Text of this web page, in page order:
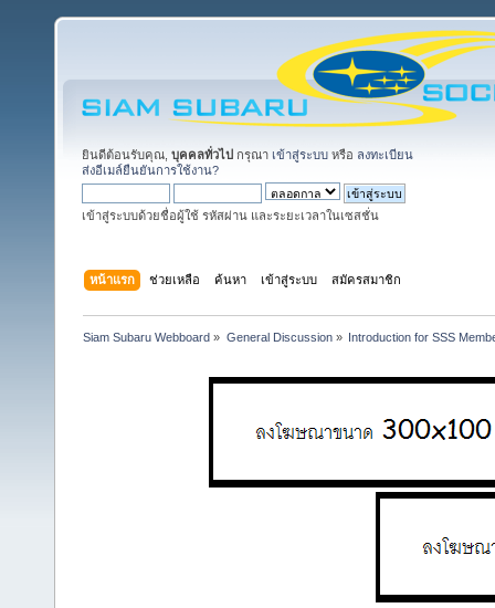
ยินดีต้อนรับคุณ, บุคคลทั่วไป กรุณา เข้าสู่ระบบ หรือ ลงทะเบียน
ส่งอีเมล์ยืนยันการใช้งาน?
เข้าสู่ระบบด้วยชื่อผู้ใช้ รหัสผ่าน และระยะเวลาในเซสชั่น
หน้าแรก ช่วยเหลือ ค้นหา เข้าสู่ระบบ สมัครสมาชิก
Siam Subaru Webboard » General Discussion» Introduction for SSS